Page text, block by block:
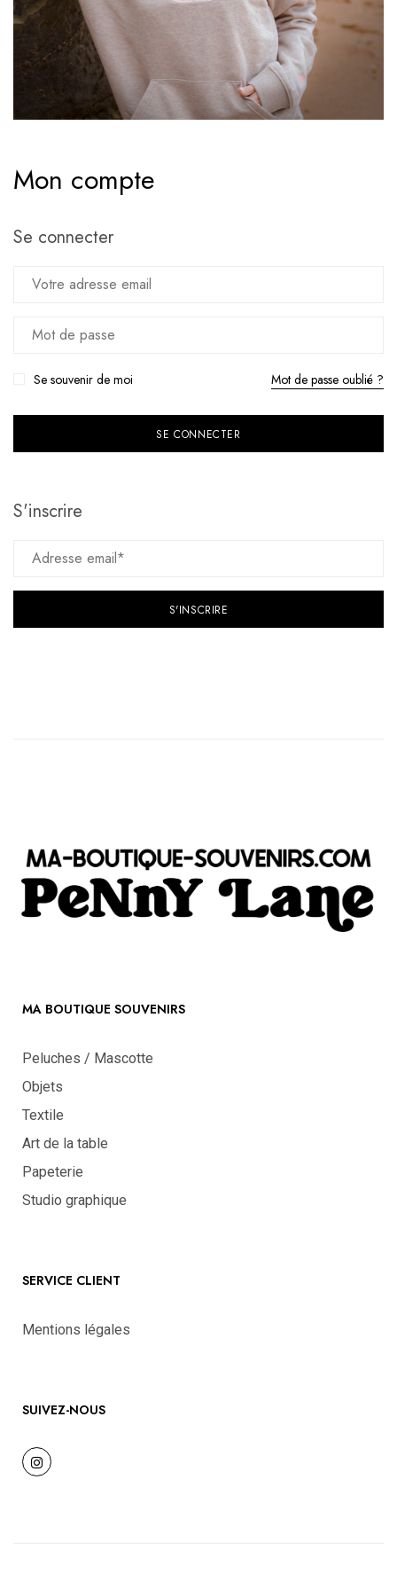
Mon compte
Se connecter
Se souvenir de moi Mot de passe oublié ?
S'inscrire
MA BOUTIQUE SOUVENIRS
Peluches / Mascotte
Objets
Textile
Art de la table
Papeterie
Studio graphique
SERVICE CLIENT
Mentions légales
SUIVEZ-NOUS